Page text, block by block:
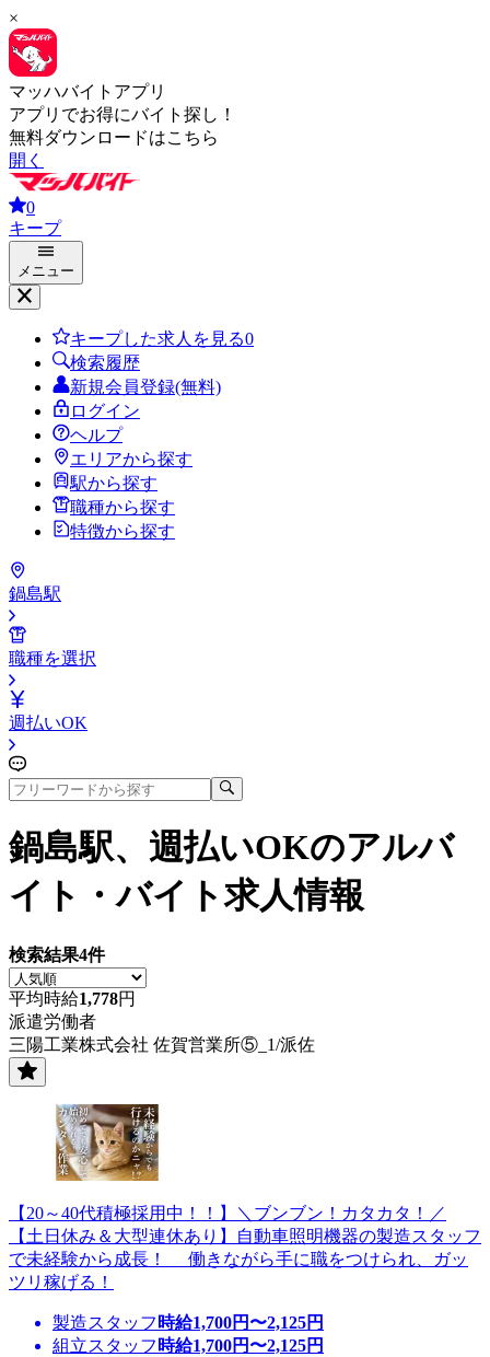
×
マッハバイトアプリ
アプリでお得にバイト探し！
無料ダウンロードはこちら
開く
0
キープ
メニュー
キープした求人を見る0
検索履歴
新規会員登録(無料)
ログイン
ヘルプ
エリアから探す
駅から探す
職種から探す
特徴から探す
鍋島駅
職種を選択
週払いOK
鍋島駅、週払いOKのアルバ
イト・バイト求人情報
検索結果4件
平均時給1,778円
派遣労働者
三陽工業株式会社 佐賀営業所⑤_1/派佐
【20～40代積極採用中！！】＼ブンブン！カタカタ！／
【土日休み＆大型連休あり】自動車照明機器の製造スタッフ
で未経験から成長！ 働きながら手に職をつけられ、ガッ
ツリ稼げる！
製造スタッフ 時給1,700円〜2,125円
組立スタッフ 時給1,700円〜2,125円